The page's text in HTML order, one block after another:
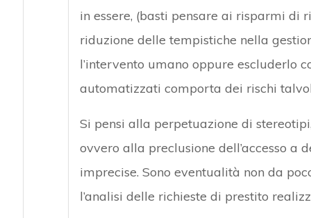
in essere, (basti pensare ai risparmi di
riduzione delle tempistiche nella
l’intervento umano oppure escluderlo
automatizzati comporta dei rischi
Si pensi alla perpetuazione di
ovvero alla preclusione dell’accesso
imprecise. Sono eventualità non da
l’analisi delle richieste di prestito